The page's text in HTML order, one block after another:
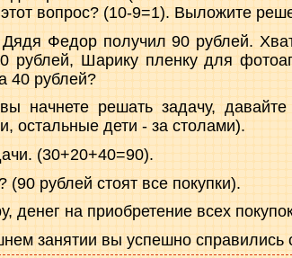
вопрос? (10-9=1). Выложите
Федор получил 90 рублей.
рублей, Шарику пленку для
40 рублей?
начнете решать задачу,
остальные дети - за столами).
(30+20+40=90).
(90 рублей стоят все покупки).
денег на приобретение всех
занятии вы успешно справились